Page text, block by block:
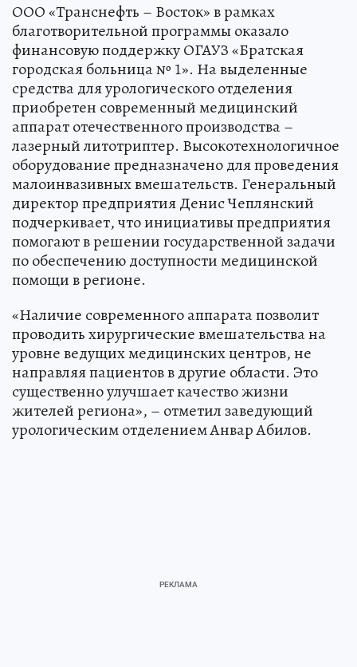
ООО «Транснефть – Восток» в рамках
благотворительной программы оказало
финансовую поддержку ОГАУЗ «Братская
городская больница № 1». На выделенные
средства для урологического отделения
приобретен современный медицинский
аппарат отечественного производства –
лазерный литотриптер. Высокотехнологичное
оборудование предназначено для проведения
малоинвазивных вмешательств. Генеральный
директор предприятия Денис Чеплянский
подчеркивает, что инициативы предприятия
помогают в решении государственной задачи
по обеспечению доступности медицинской
помощи в регионе.
«Наличие современного аппарата позволит
проводить хирургические вмешательства на
уровне ведущих медицинских центров, не
направляя пациентов в другие области. Это
существенно улучшает качество жизни
жителей региона», – отметил заведующий
урологическим отделением Анвар Абилов.